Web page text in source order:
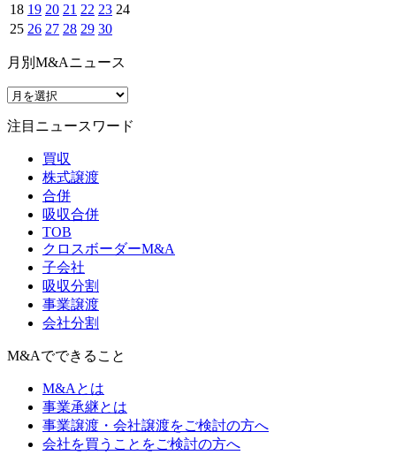
18 19 20 21 22 23 24
25 26 27 28 29 30
月別M&Aニュース
注目ニュースワード
買収
株式譲渡
合併
吸収合併
TOB
クロスボーダーM&A
子会社
吸収分割
事業譲渡
会社分割
M&Aでできること
M&Aとは
事業承継とは
事業譲渡・会社譲渡をご検討の方へ
会社を買うことをご検討の方へ